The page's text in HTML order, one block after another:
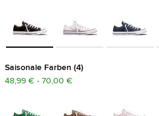
Saisonale Farben 4
48,99 € - 70,00 €